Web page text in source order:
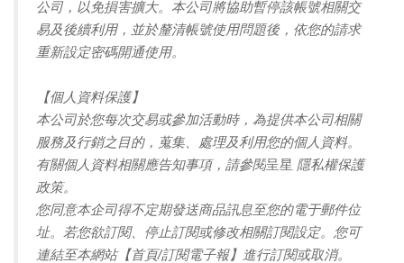
公司，以免損害擴大。本公司將協助暫停該帳號相關交
易及後續利用，並於釐清帳號使用問題後，依您的請求
重新設定密碼開通使用。
【個人資料保護】
本公司於您每次交易或參加活動時，為提供本公司相關
服務及行銷之目的，蒐集、處理及利用您的個人資料。
有關個人資料相關應告知事項，請參閱呈星 隱私權保護
政策。
您同意本企司得不定期發送商品訊息至您的電于郵件位
址。若您欲訂閱、停止訂閱或修改相關訂閱設定。您可
連結至本網站【首頁/訂閱電子報】進行訂閱或取消。